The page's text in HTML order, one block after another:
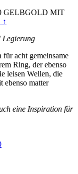
GELBGOLD MIT
↑
Legierung
acht gemeinsame
Ring, der ebenso
leisen Wellen, die
ebenso matter
eine Inspiration für